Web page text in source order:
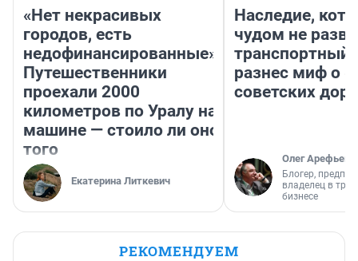
«Нет некрасивых
городов, есть
недофинансированные».
Путешественники
проехали 2000
километров по Уралу на
машине — стоило ли оно
того
Екатерина Литкевич
Наследие,
чудом не
транспортный
разнес миф о
советских
Олег Арефьев
Блогер,
владелец в
бизнесе
РЕКОМЕНДУЕМ